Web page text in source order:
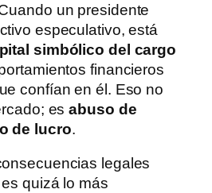
un presidente
especulativo, está
simbólico del cargo
financieros
confían en él. Eso no
esabuso de
de lucro.
legales
quizá lo más